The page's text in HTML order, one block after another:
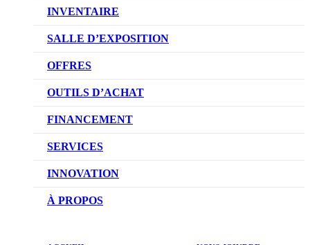
INVENTAIRE
VÉHICULES NEUFS
VÉHICULES D’OCCASION
SALLE D’EXPOSITION
OFFRES
OFFRES DU CONCESSIONNAIRE
OUTILS D’ACHAT
CONFIGUREZ VOTRE VÉHICULE
RÉSERVEZ UN ESSAI ROUTIER
DEMANDEZ UN PRIX
FINANCEMENT
NOTRE DIFFÉRENCE
DEMANDE DE CRÉDIT AUTO
SERVICES
NOTRE PROMESSE
PRENDRE UN RENDEZ-VOUS
INNOVATION
TECHNOLOGIE SKYACTIV
À PROPOS